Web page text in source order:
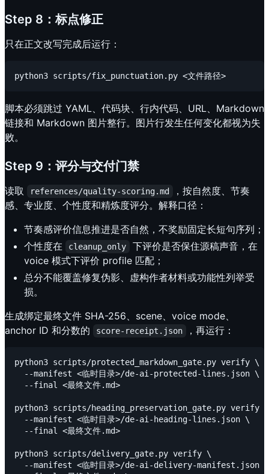
Step 8：标点修正
只在正文改写完成后运行：
脚本必须跳过 YAML、代码块、行内代码、URL、Markdown
链接和 Markdown 图片整行。图片行发生任何变化都视为失
败。
Step 9：评分与交付门禁
读取 references/quality-scoring.md
，按自然度、节奏
感、专业度、个性度和精炼度评分。解释口径：
节奏感评价信息推进是否自然，不奖励固定长短句序列；
个性度在
cleanup_only
下评价是否保住源稿声音，在
voice 模式下评价 profile 匹配；
总分不能覆盖修复伪影、虚构作者材料或功能性列举受
损。
生成绑定最终文件 SHA-256、scene、voice mode、
anchor ID 和分数的
score-receipt.json ，再运行：
python3 scripts/protected_markdown_gate.py verify \
  --manifest <临时目录>/de-ai-protected-lines.json \
  --final <最终文件.md>
python3 scripts/heading_preservation_gate.py verify \
  --manifest <临时目录>/de-ai-heading-lines.json \
  --final <最终文件.md>
python3 scripts/delivery_gate.py verify \
  --manifest <临时目录>/de-ai-delivery-manifest.json \